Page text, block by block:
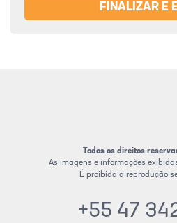
FINALIZAR E
Todos os direitos
As imagens e informações
É proibida a reprodução
+55 47